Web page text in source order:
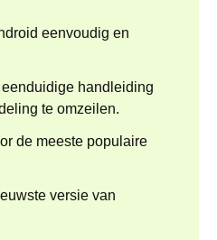
eenvoudig en
handleiding
te omzeilen.
de meeste populaire
versie van